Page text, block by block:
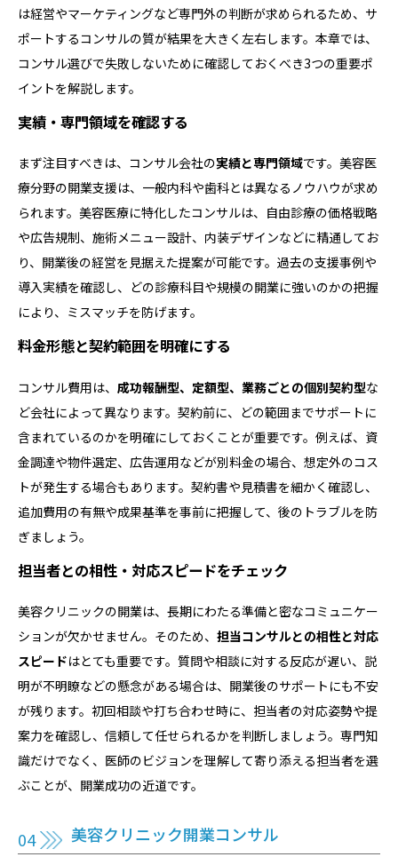
は経営やマーケティングなど専門外の判断が求められるため、サ
ポートするコンサルの質が結果を大きく左右します。本章では、
コンサル選びで失敗しないために確認しておくべき3つの重要ポ
イントを解説します。
実績・専門領域を確認する
まず注目すべきは、コンサル会社の実績と専門領域です。美容医
療分野の開業支援は、一般内科や歯科とは異なるノウハウが求め
られます。美容医療に特化したコンサルは、自由診療の価格戦略
や広告規制、施術メニュー設計、内装デザインなどに精通してお
り、開業後の経営を見据えた提案が可能です。過去の支援事例や
導入実績を確認し、どの診療科目や規模の開業に強いのかの把握
により、ミスマッチを防げます。
料金形態と契約範囲を明確にする
コンサル費用は、 成功報酬型、定額型、業務ごとの個別契約型な
ど会社によって異なります。契約前に、どの範囲までサポートに
含まれているのかを明確にしておくことが重要です。例えば、資
金調達や物件選定、広告運用などが別料金の場合、想定外のコス
トが発生する場合もあります。契約書や見積書を細かく確認し、
追加費用の有無や成果基準を事前に把握して、後のトラブルを防
ぎましょう。
担当者との相性・対応スピードをチェック
美容クリニックの開業は、長期にわたる準備と密なコミュニケー
ションが欠かせません。そのため、 担当コンサルとの相性と対応
スピードはとても重要です。質問や相談に対する反応が遅い、説
明が不明瞭などの懸念がある場合は、開業後のサポートにも不安
が残ります。初回相談や打ち合わせ時に、担当者の対応姿勢や提
案力を確認し、信頼して任せられるかを判断しましょう。専門知
識だけでなく、医師のビジョンを理解して寄り添える担当者を選
ぶことが、開業成功の近道です。
美容クリニック開業コンサル